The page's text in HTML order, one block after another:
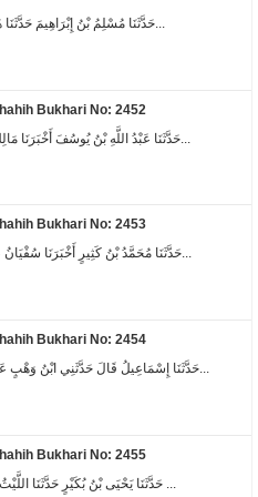
Bukhari No: 2452
Bukhari No: 2453
حَدَّثَنَا مُحَمَّدُ بْنُ كَثِيرٍ أَخْبَرَنَا سُفْيَانُ عَنْ أَشْعَث...
Bukhari No: 2454
حَدَّثَنَا إِسْمَاعِيلُ قَالَ حَدَّثَنِي ابْنُ وَهْبٍ عَنْ يُونُسَ و...
Bukhari No: 2455
حَدَّثَنَا يَحْيَى بْنُ بُكَيْرٍ حَدَّثَنَا اللَّيْثُ عَنْ عُقَيْلٍ ...